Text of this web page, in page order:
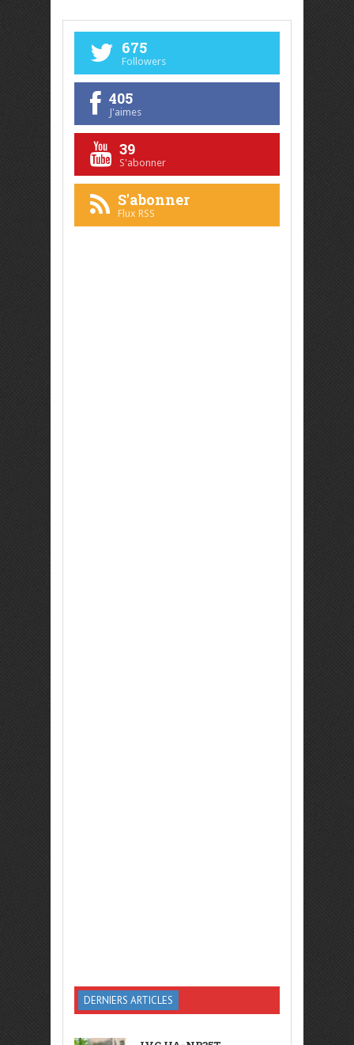
675
Followers
405
J'aimes
39
S'abonner
S'abonner
Flux RSS
DERNIERS ARTICLES